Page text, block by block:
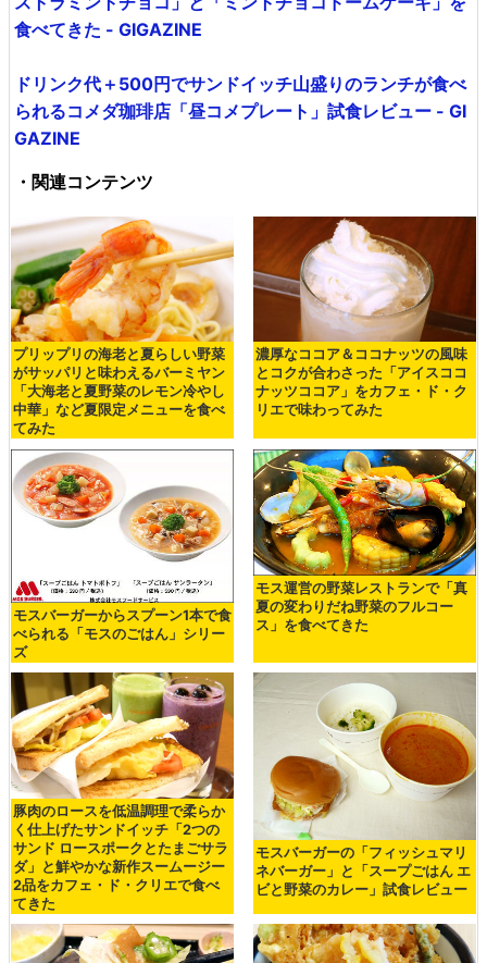
食べてきた - GIGAZINE
ドリンク代＋500円でサンドイッチ山盛りのランチが食べ
られるコメダ珈琲店「昼コメプレート」試食レビュー - GI
GAZINE
・関連コンテンツ
プリップリの海老と夏らしい野菜
がサッパリと味わえるバーミヤン
「大海老と夏野菜のレモン冷やし
中華」など夏限定メニューを食べ
てみた
濃厚なココア＆ココナッツの風味
とコクが合わさった「アイスココ
ナッツココア」をカフェ・ド・ク
リエで味わってみた
モスバーガーからスプーン1本で食
べられる「モスのごはん」シリー
ズ
モス運営の野菜レストランで「真
夏の変わりだね野菜のフルコー
ス」を食べてきた
豚肉のロースを低温調理で柔らか
く仕上げたサンドイッチ「2つの
サンド ロースポークとたまごサラ
ダ」と鮮やかな新作スームージー
2品をカフェ・ド・クリエで食べ
てきた
モスバーガーの「フィッシュマリ
ネバーガー」と「スープごはん エ
ビと野菜のカレー」試食レビュー